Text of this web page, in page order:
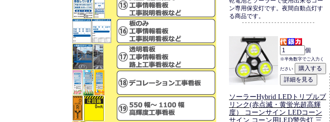
ン専用保安灯です。夜間自動点灯す
る商品です。
個
※半角数字でご入力く
ださい
ソーラーHybrid LEDトリプルブ
リンク(赤点滅・黄蛍光超高輝
度） コーンサイン LEDコーン
サイン コーン用LED警告灯 三